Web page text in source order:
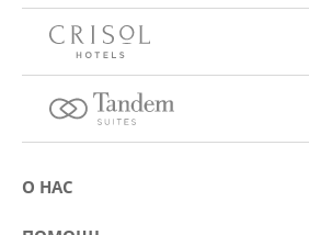
О НАС
О компании Eurostars Hotel Company